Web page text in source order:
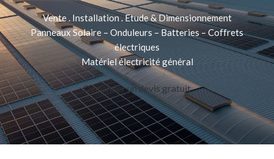
Vente . Installation . Etude & Dimensionnement
Panneaux Solaire – Onduleurs – Batteries – Coffrets
électriques
Matériel électricité général
Demander un devis gratuit